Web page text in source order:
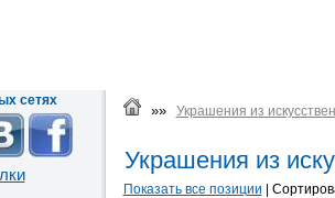
сетях
»» Украшения из
Украшения из
Показать все позиции |